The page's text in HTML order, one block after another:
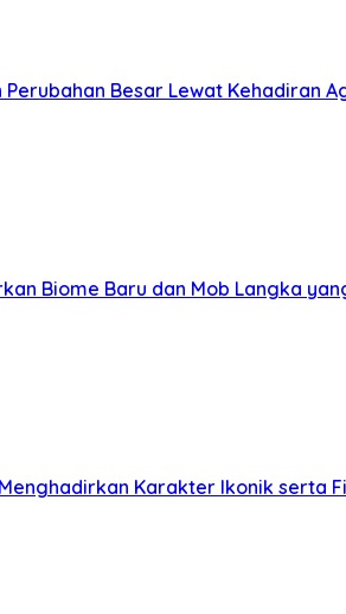
Besar Lewat Kehadiran
Biome Baru dan Mob Langka
Karakter Ikonik serta